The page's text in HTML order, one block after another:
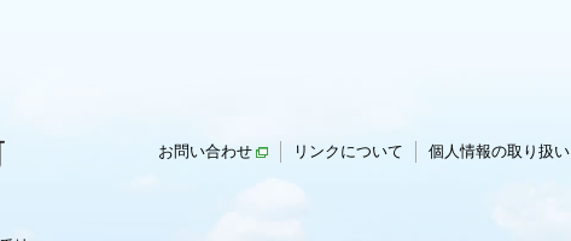
お問い合わせ リンクについて 個人情報の取り扱い